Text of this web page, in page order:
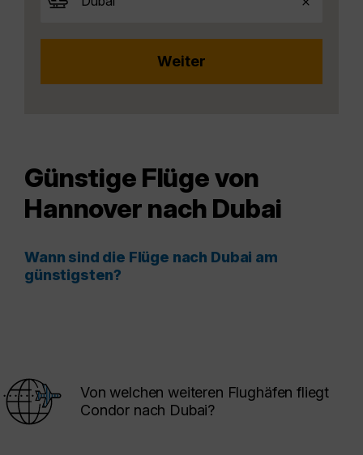
Günstige Flüge von
Hannover nach Dubai
Wann sind die Flüge nach Dubai am
günstigsten?
Von welchen weiteren Flughäfen fliegt
Condor nach Dubai?